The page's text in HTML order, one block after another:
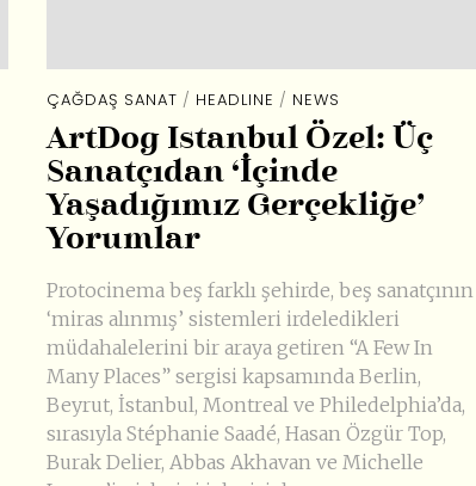
ÇAĞDAŞ SANAT / HEADLINE / NEWS
ArtDog Istanbul Özel: Üç
Sanatçıdan ‘İçinde
Yaşadığımız Gerçekliğe’
Yorumlar
Protocinema beş farklı şehirde, beş sanatçının
‘miras alınmış’ sistemleri irdeledikleri
müdahalelerini bir araya getiren “A Few In
Many Places” sergisi kapsamında Berlin,
Beyrut, İstanbul, Montreal ve Philedelphia’da,
sırasıyla Stéphanie Saadé, Hasan Özgür Top,
Burak Delier, Abbas Akhavan ve Michelle